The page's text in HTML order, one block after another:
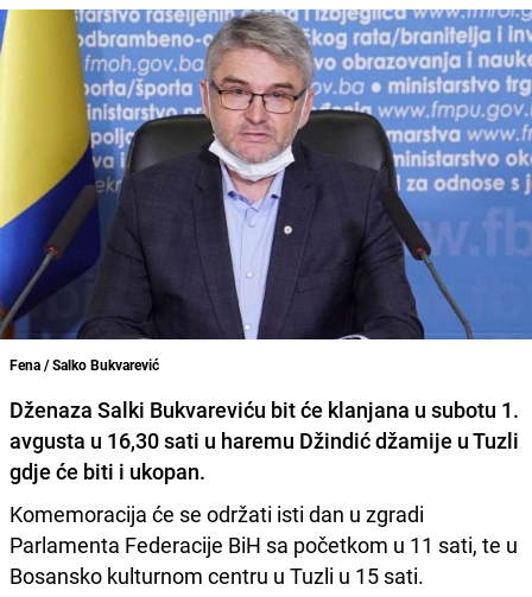
Fena / Salko Bukvarević
Dženaza Salki Bukvareviću bit će klanjana u subotu 1.
avgusta u 16,30 sati u haremu Džindić džamije u Tuzli
gdje će biti i ukopan.
Komemoracija će se održati isti dan u zgradi
Parlamenta Federacije BiH sa početkom u 11 sati, te u
Bosansko kulturnom centru u Tuzli u 15 sati.